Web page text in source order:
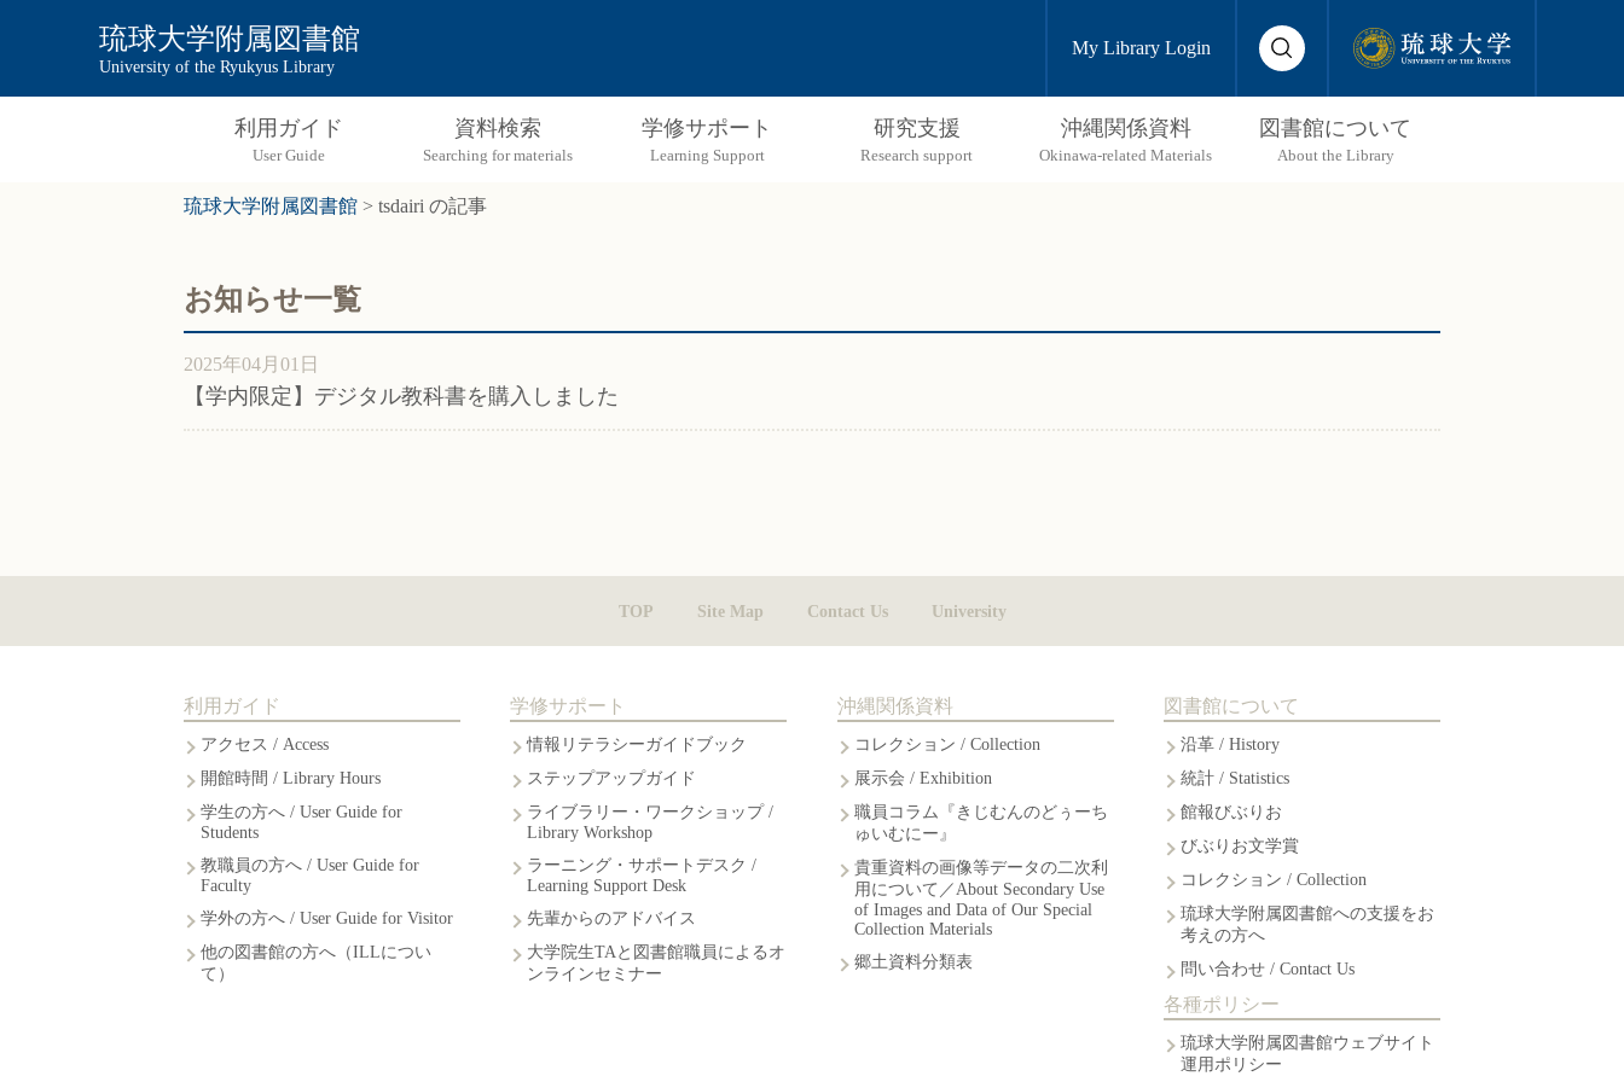
琉球大学附属図書館
University of the Ryukyus Library
My Library Login
利用ガイド 資料検索 学修サポート 研究支援 沖縄関係資料 図書館について
琉球大学附属図書館 > tsdairi の記事
お知らせ一覧
2025年04月01日
【学内限定】デジタル教科書を購入しました
TOP Site Map Contact Us University
利用ガイド
アクセス / Access
開館時間 / Library Hours
学生の方へ / User Guide for
Students
教職員の方へ / User Guide for
Faculty
学外の方へ / User Guide for Visitor
他の図書館の方へ（ILLについ
て）
学修サポート
情報リテラシーガイドブック
ステップアップガイド
ライブラリー・ワークショップ /
Library Workshop
ラーニング・サポートデスク /
Learning Support Desk
先輩からのアドバイス
大学院生TAと図書館職員によるオ
ンラインセミナー
沖縄関係資料
コレクション / Collection
展示会 / Exhibition
職員コラム『きじむんのどぅーち
ゅいむにー』
貴重資料の画像等データの二次利
用について／About Secondary Use
of Images and Data of Our Special
Collection Materials
郷土資料分類表
図書館について
沿革 / History
統計 / Statistics
館報びぶりお
びぶりお文学賞
コレクション / Collection
琉球大学附属図書館への支援をお
考えの方へ
問い合わせ / Contact Us
各種ポリシー
琉球大学附属図書館ウェブサイト
運用ポリシー